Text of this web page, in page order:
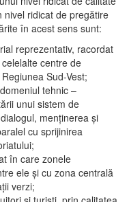
nivel ridicat de pregătire
în acest sens sunt:
reprezentativ, racordat
centre de
Sud-Vest;
tehnic –
unui sistem de
menţinerea şi
cu sprijinirea
în care zonele
ele şi cu zona centrală
verzi;